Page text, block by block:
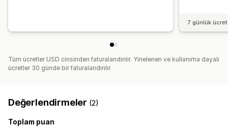
7 günlük
Tüm ücretler USD cinsinden faturalandırılır. Yinelenen ve kullanıma dayalı
ücretler 30 günde bir faturalandırılır.
Değerlendirmeler (2)
Toplam puan